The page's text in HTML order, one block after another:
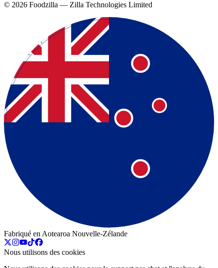
© 2026 Foodzilla — Zilla Technologies Limited
Fabriqué en Aotearoa Nouvelle-Zélande
Nous utilisons des cookies